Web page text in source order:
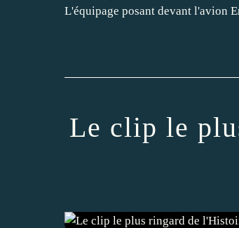
L'équipage posant devant l'avion
Le clip le